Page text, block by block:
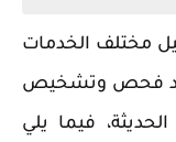
مختلف الخدمات
بعد فحص وتشخيص
فيما يلي